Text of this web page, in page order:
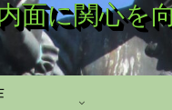
面に関心を